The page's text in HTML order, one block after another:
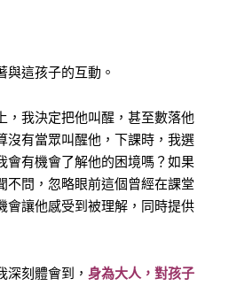
與這孩子的互動。
，我決定把他叫醒，甚至數落他
沒有當眾叫醒他，下課時，我選
會有機會了解他的困境嗎？如果
不問，忽略眼前這個曾經在課堂
會讓他感受到被理解，同時提供
深刻體會到， 身為大人，對孩子